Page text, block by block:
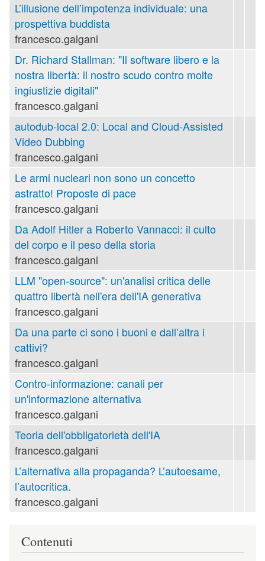
L’illusione dell’impotenza individuale: una
prospettiva buddista
francesco.galgani
Dr. Richard Stallman: "Il software libero e la
nostra libertà: il nostro scudo contro molte
ingiustizie digitali"
francesco.galgani
autodub-local 2.0: Local and Cloud-Assisted
Video Dubbing
francesco.galgani
Le armi nucleari non sono un concetto
astratto! Proposte di pace
francesco.galgani
Da Adolf Hitler a Roberto Vannacci: il culto
del corpo e il peso della storia
francesco.galgani
LLM "open-source": un'analisi critica delle
quattro libertà nell'era dell'IA generativa
francesco.galgani
Da una parte ci sono i buoni e dall’altra i
cattivi?
francesco.galgani
Contro-informazione: canali per
un'informazione alternativa
francesco.galgani
Teoria dell'obbligatorietà dell'IA
francesco.galgani
L’alternativa alla propaganda? L’autoesame,
l’autocritica.
francesco.galgani
Contenuti